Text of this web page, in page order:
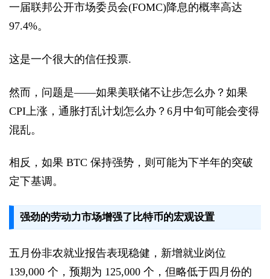
一届联邦公开市场委员会(FOMC)降息的概率高达
97.4%。
这是一个很大的信任投票.
然而，问题是——如果美联储不让步怎么办？如果
CPI上涨，通胀打乱计划怎么办？6月中旬可能会变得
混乱。
相反，如果 BTC 保持强势，则可能为下半年的突破
定下基调。
强劲的劳动力市场增强了比特币的宏观设置
五月份非农就业报告表现稳健，新增就业岗位
139,000 个，预期为 125,000 个，但略低于四月份的